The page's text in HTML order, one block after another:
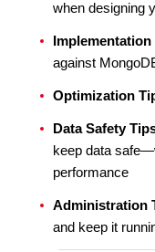
when designing
Implementation
against
Optimization
Data Safety
keep data
performance
Administration
and keep it